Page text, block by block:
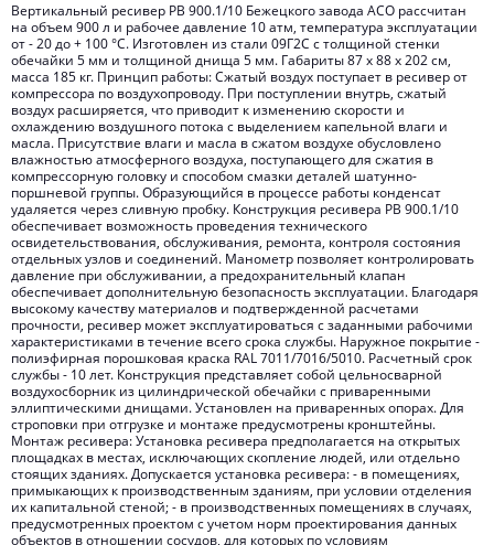
Вертикальный ресивер РВ 900.1/10 Бежецкого завода АСО рассчитан
на объем 900 л и рабочее давление 10 атм, температура эксплуатации
от - 20 до + 100 °C. Изготовлен из стали 09Г2С с толщиной стенки
обечайки 5 мм и толщиной днища 5 мм. Габариты 87 х 88 х 202 см,
масса 185 кг. Принцип работы: Сжатый воздух поступает в ресивер от
компрессора по воздухопроводу. При поступлении внутрь, сжатый
воздух расширяется, что приводит к изменению скорости и
охлаждению воздушного потока с выделением капельной влаги и
масла. Присутствие влаги и масла в сжатом воздухе обусловлено
влажностью атмосферного воздуха, поступающего для сжатия в
компрессорную головку и способом смазки деталей шатунно-
поршневой группы. Образующийся в процессе работы конденсат
удаляется через сливную пробку. Конструкция ресивера РВ 900.1/10
обеспечивает возможность проведения технического
освидетельствования, обслуживания, ремонта, контроля состояния
отдельных узлов и соединений. Манометр позволяет контролировать
давление при обслуживании, а предохранительный клапан
обеспечивает дополнительную безопасность эксплуатации. Благодаря
высокому качеству материалов и подтвержденной расчетами
прочности, ресивер может эксплуатироваться с заданными рабочими
характеристиками в течение всего срока службы. Наружное покрытие -
полиэфирная порошковая краска RAL 7011/7016/5010. Расчетный срок
службы - 10 лет. Конструкция представляет собой цельносварной
воздухосборник из цилиндрической обечайки с приваренными
эллиптическими днищами. Установлен на приваренных опорах. Для
строповки при отгрузке и монтаже предусмотрены кронштейны.
Монтаж ресивера: Установка ресивера предполагается на открытых
площадках в местах, исключающих скопление людей, или отдельно
стоящих зданиях. Допускается установка ресивера: - в помещениях,
примыкающих к производственным зданиям, при условии отделения
их капитальной стеной; - в производственных помещениях в случаях,
предусмотренных проектом с учетом норм проектирования данных
объектов в отношении сосудов, для которых по условиям